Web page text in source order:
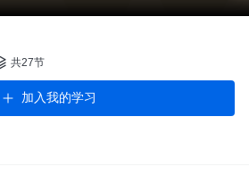
共27节
加入我的学习